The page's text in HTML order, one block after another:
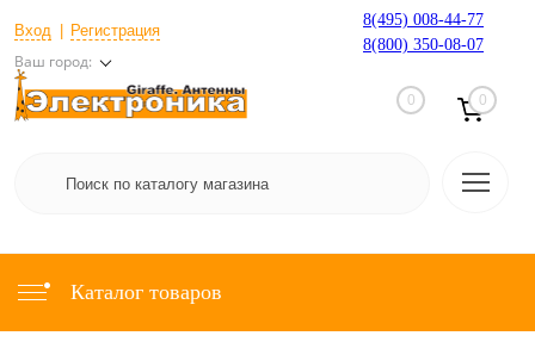
Вход Регистрация
Ваш город:
8(495) 008-44-77
8(800) 350-08-07
0 0
Каталог товаров